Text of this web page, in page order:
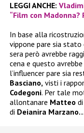
LEGGI ANCHE:
“Film con Madonna?
In base alla
vippone pare sia stato
sera però avrebbe
cena e questo
l’influencer pare sia
Basciano, visti i
Codegoni. Per tale
allontanare Matteo
di Deianira